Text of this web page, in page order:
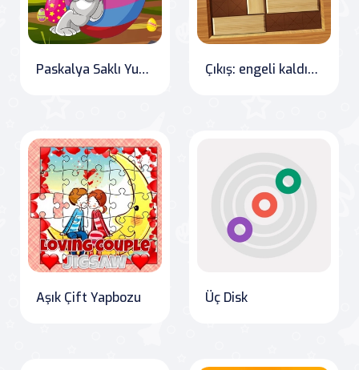
Paskalya Saklı Yumurtaları Çıkış: engeli kaldır kırmızı tahta blok
Aşık Çift Yapbozu Üç Disk